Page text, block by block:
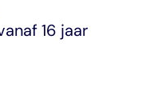
16 jaar